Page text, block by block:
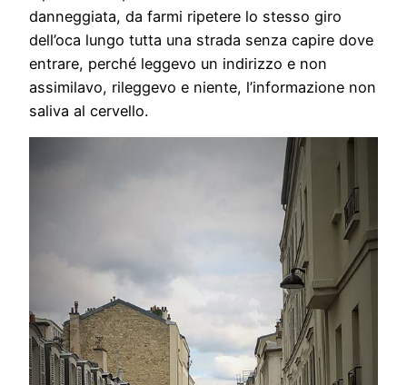
danneggiata, da farmi ripetere lo stesso giro
dell’oca lungo tutta una strada senza capire dove
entrare, perché leggevo un indirizzo e non
assimilavo, rileggevo e niente, l’informazione non
saliva al cervello.